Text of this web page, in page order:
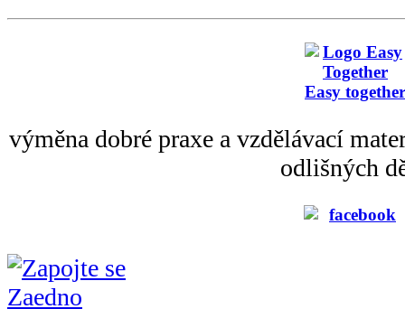
Easy together
výměna dobré praxe a vzdělávací
odlišných